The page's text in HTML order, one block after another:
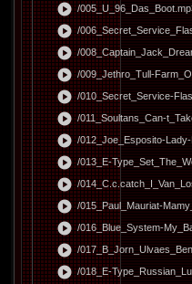
play_circle /
play_circle /
play_circle /
play_circle /009_Jethro_Tull-
play_circle /010_Secret_Service-
play_circle /011_Soultans_Can-
play_circle /012_Joe_Esposito-
play_circle /013_E-
play_circle /
play_circle /015_Paul_Mauriat-
play_circle /016_Blue_System-
play_circle /
play_circle /018_E-